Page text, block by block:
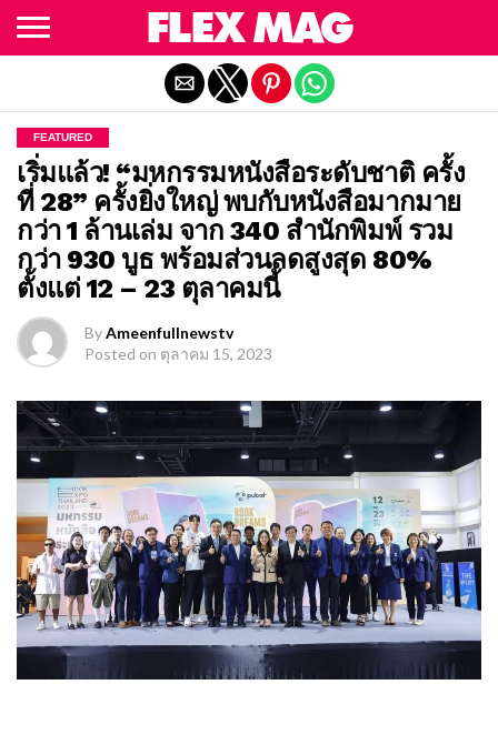
FEATURED
เริ่มแล้ว! “มหกรรมหนังสือระดับชาติ ครั้ง
ที่ 28” ครั้งยิ่งใหญ่ พบกับหนังสือมากมาย
กว่า 1 ล้านเล่ม จาก 340 สำนักพิมพ์ รวม
กว่า 930 บูธ พร้อมส่วนลดสูงสุด 80%
ตั้งแต่ 12 – 23 ตุลาคมนี้
ByAmeenfullnewstv
Posted on ตุลาคม 15, 2023
Exit mobile version